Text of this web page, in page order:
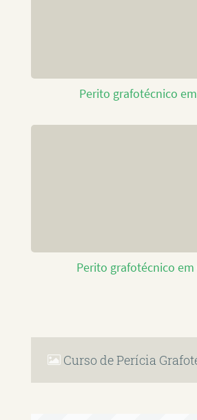
Perito grafotécnico
Perito grafotécnico em
Curso de Perícia